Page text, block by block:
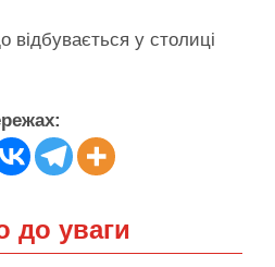
у столиці
до уваги